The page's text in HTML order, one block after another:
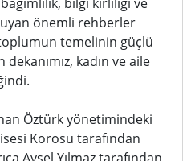
önemli rehberler
temelinin güçlü
kadın ve aile
Öztürk yönetimindeki
Korosu tarafından